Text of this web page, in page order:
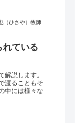
（ひさや）牧師
れている
解説します。
渡ることもそ
中には様々な